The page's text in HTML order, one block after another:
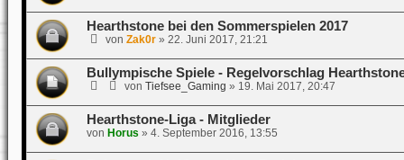
Hearthstone bei den Sommerspielen 2017
von Zak0r» 22. Juni 2017, 21:21
Bullympische Spiele - Regelvorschlag
von Tiefsee_Gaming » 19. Mai 2017, 20:47
Hearthstone-Liga - Mitglieder
von Horus » 4. September 2016, 13:55